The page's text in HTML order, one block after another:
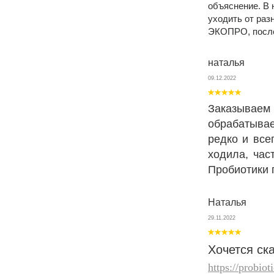
объяснение. В
уходить от
ЭКОПРО,
наталья
09.12.2022
редко и
ходила,
Наталья
29.11.2022
Хочется
https://